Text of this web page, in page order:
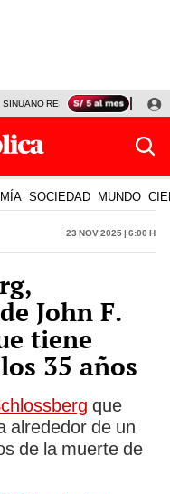
SINUANO RESULTADOS HOY
SOCIEDAD MUNDO
23 Nov 2025 | 6:00 h
John F.
tiene
35 años
que
alrededor de un
de la muerte de